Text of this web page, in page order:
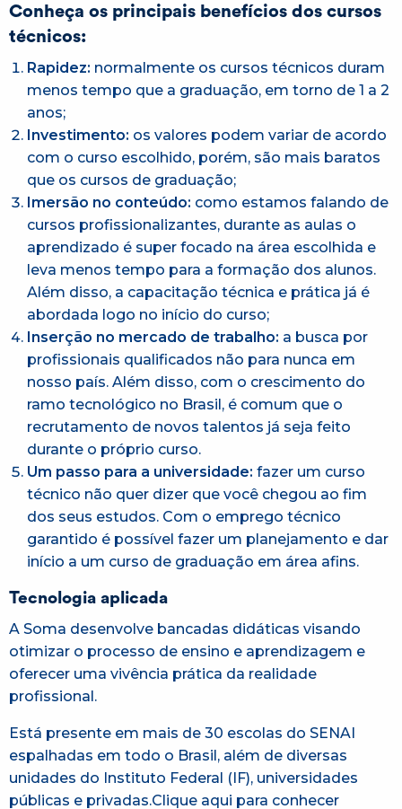
Conheça os principais benefícios dos cursos
técnicos:
Rapidez: normalmente os cursos técnicos duram
menos tempo que a graduação, em torno de 1 a 2
anos;
Investimento: os valores podem variar de acordo
com o curso escolhido, porém, são mais baratos
que os cursos de graduação;
Imersão no conteúdo: como estamos falando de
cursos profissionalizantes, durante as aulas o
aprendizado é super focado na área escolhida e
leva menos tempo para a formação dos alunos.
Além disso, a capacitação técnica e prática já é
abordada logo no início do curso;
Inserção no mercado de trabalho: a busca por
profissionais qualificados não para nunca em
nosso país. Além disso, com o crescimento do
ramo tecnológico no Brasil, é comum que o
recrutamento de novos talentos já seja feito
durante o próprio curso.
Um passo para a universidade: fazer um curso
técnico não quer dizer que você chegou ao fim
dos seus estudos. Com o emprego técnico
garantido é possível fazer um planejamento e dar
início a um curso de graduação em área afins.
Tecnologia aplicada
A Soma desenvolve bancadas didáticas visando
otimizar o processo de ensino e aprendizagem e
oferecer uma vivência prática da realidade
profissional.
Está presente em mais de 30 escolas do SENAI
espalhadas em todo o Brasil, além de diversas
unidades do Instituto Federal (IF), universidades
públicas e privadas.Clique aqui para conhecer